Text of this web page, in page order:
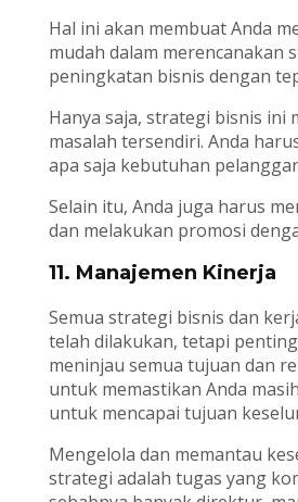
Hal ini akan membuat Anda
mudah dalam merencanakan
peningkatan bisnis dengan
Hanya saja, strategi bisnis ini
masalah tersendiri. Anda
apa saja kebutuhan
Selain itu, Anda juga harus
dan melakukan promosi
11. Manajemen Kinerja
Semua strategi bisnis dan
telah dilakukan, tetapi
meninjau semua tujuan dan
untuk memastikan Anda
untuk mencapai tujuan
Mengelola dan memantau
strategi adalah tugas yang